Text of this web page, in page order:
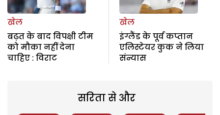
खेल
बढ़त के बाद विपक्षी टीम
को मौका नहीं देना
चाहिए : विराट
खेल
इंग्लैंड के पूर्व कप्तान
एलिस्टेयर कुक ने लिया
संन्यास
सरिता से और